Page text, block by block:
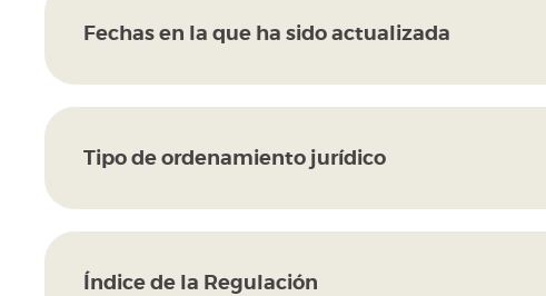
Fechas en la que ha sido actualizada
Tipo de ordenamiento jurídico
Índice de la Regulación